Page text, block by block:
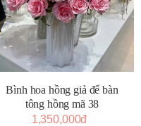
Bình hoa hồng giả để bàn
tông hồng mã 38
1,350,000đ